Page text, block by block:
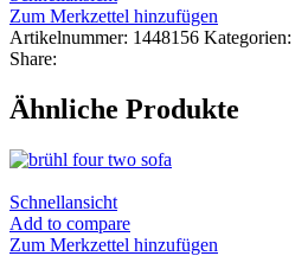
Zum Merkzettel hinzufügen
Artikelnummer: 1448156 Kategorien:
Share:
Ähnliche Produkte
Schnellansicht
Add to compare
Zum Merkzettel hinzufügen